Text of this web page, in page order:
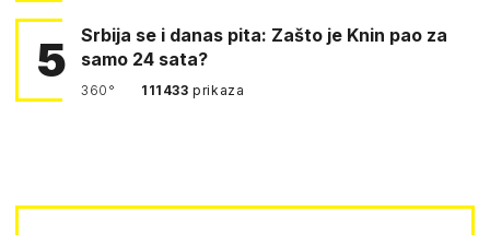
5
Srbija se i danas pita: Zašto je Knin pao za
samo 24 sata?
360° 111433prikaza